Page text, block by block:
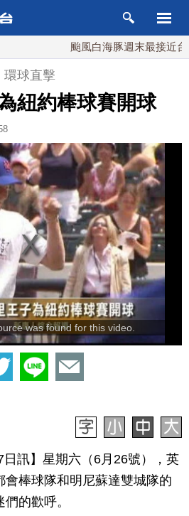
颱風白海豚週末最接近台灣
環球直擊
紐約棒球賽開球
was found for this video.
日訊】星期六（6月26號），英
會棒球隊和明尼蘇達雙城隊的
的歡呼。